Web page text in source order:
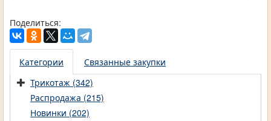
Поделиться:
Категории
Связанные закупки
Трикотаж (342)
Распродажа (215)
Новинки (202)